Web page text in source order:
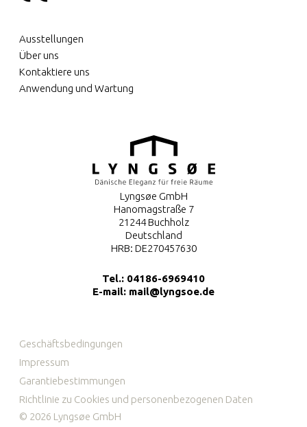
Ausstellungen
Über uns
Kontaktiere uns
Anwendung und Wartung
Lyngsøe GmbH
Hanomagstraße 7
21244 Buchholz
Deutschland
HRB: DE270457630
Tel.: 04186-6969410
E-mail: mail@lyngsoe.de
Geschäftsbedingungen
Impressum
Garantiebestimmungen
Richtlinie zu Cookies und personenbezogenen Daten
© 2026 Lyngsøe GmbH